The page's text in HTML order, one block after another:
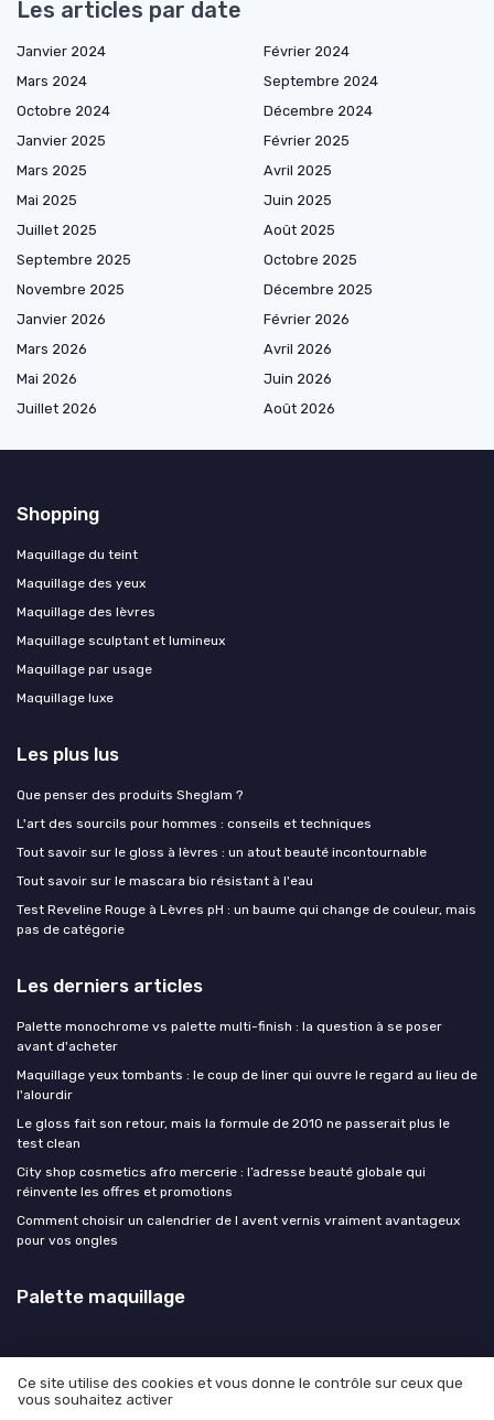
Les articles par date
Janvier 2024
Février 2024
Mars 2024
Septembre 2024
Octobre 2024
Décembre 2024
Janvier 2025
Février 2025
Mars 2025
Avril 2025
Mai 2025
Juin 2025
Juillet 2025
Août 2025
Septembre 2025
Octobre 2025
Novembre 2025
Décembre 2025
Janvier 2026
Février 2026
Mars 2026
Avril 2026
Mai 2026
Juin 2026
Juillet 2026
Août 2026
Shopping
Maquillage du teint
Maquillage des yeux
Maquillage des lèvres
Maquillage sculptant et lumineux
Maquillage par usage
Maquillage luxe
Les plus lus
Que penser des produits Sheglam ?
L'art des sourcils pour hommes : conseils et techniques
Tout savoir sur le gloss à lèvres : un atout beauté incontournable
Tout savoir sur le mascara bio résistant à l'eau
Test Reveline Rouge à Lèvres pH : un baume qui change de couleur, mais
pas de catégorie
Les derniers articles
Palette monochrome vs palette multi-finish : la question à se poser
avant d'acheter
Maquillage yeux tombants : le coup de liner qui ouvre le regard au lieu de
l'alourdir
Le gloss fait son retour, mais la formule de 2010 ne passerait plus le
test clean
City shop cosmetics afro mercerie : l’adresse beauté globale qui
réinvente les offres et promotions
Comment choisir un calendrier de l avent vernis vraiment avantageux
pour vos ongles
Palette maquillage
Mentions légales
Ce site utilise des cookies et vous donne le contrôle sur ceux que
vous souhaitez activer